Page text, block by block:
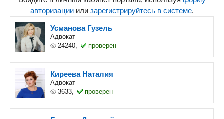
авторизацииили зарегистрируйтесь в системе.
Усманова Гузель
Адвокат
24240,
проверен
Киреева Наталия
Адвокат
3633,
проверен